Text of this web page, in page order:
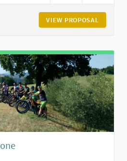
VIEW PROPOSAL